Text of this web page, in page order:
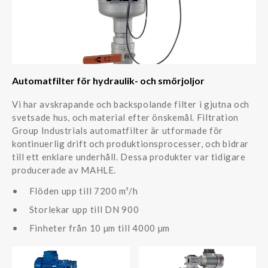
Automatfilter för hydraulik- och smörjoljor
Vi har avskrapande och backspolande filter i gjutna och
svetsade hus, och material efter önskemål. Filtration
Group Industrials automatfilter är utformade för
kontinuerlig drift och produktionsprocesser, och bidrar
till ett enklare underhåll. Dessa produkter var tidigare
producerade av MAHLE.
Flöden upp till 7200 m³/h
Storlekar upp till DN 900
Finheter från 10 µm till 4000 µm